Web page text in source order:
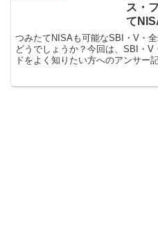
ス・
て
つみたてNISAも可能なSBI・V・
どうでしょうか？今回は、SBI・
ドをよく知りたい方へのアンサー
式インデックス・ファンドの評価